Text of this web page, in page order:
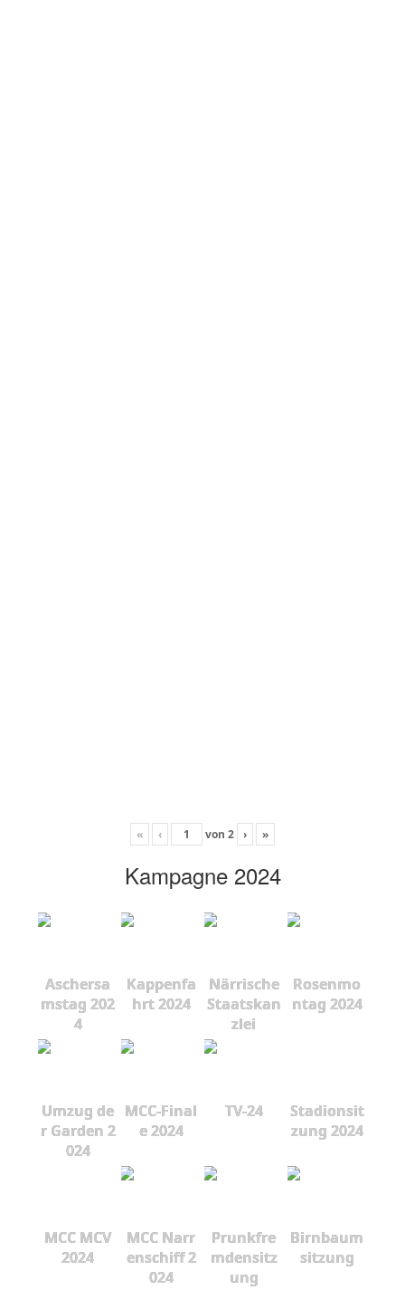
« ‹ von 2 › »
Kampagne 2024
Aschersa
mstag 202
4
Kappenfa
hrt 2024
Närrische
Staatskan
zlei
Rosenmo
ntag 2024
Umzug de
r Garden 2
024
MCC-Final
e 2024
TV-24
Stadionsit
zung 2024
MCC MCV
2024
MCC Narr
enschiff 2
024
Prunkfre
mdensitz
ung
Birnbaum
sitzung